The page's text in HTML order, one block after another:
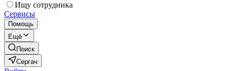
Ищу сотрудника
Сервисы
Помощь
Ещё
Поиск
Сергач